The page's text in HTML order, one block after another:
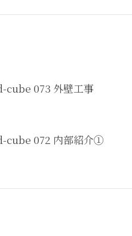
cube 073 外壁工事
cube 072 内部紹介①